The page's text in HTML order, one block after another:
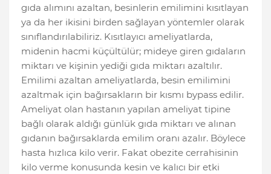
gıda alımını azaltan, besinlerin emilimini kısıtlayan
ya da her ikisini birden sağlayan yöntemler olarak
sınıflandırılabiliriz. Kısıtlayıcı ameliyatlarda,
midenin hacmi küçültülür; mideye giren gıdaların
miktarı ve kişinin yediği gıda miktarı azaltılır.
Emilimi azaltan ameliyatlarda, besin emilimini
azaltmak için bağırsakların bir kısmı bypass edilir.
Ameliyat olan hastanın yapılan ameliyat tipine
bağlı olarak aldığı günlük gıda miktarı ve alınan
gıdanın bağırsaklarda emilim oranı azalır. Böylece
hasta hızlıca kilo verir. Fakat obezite cerrahisinin
kilo verme konusunda kesin ve kalıcı bir etki